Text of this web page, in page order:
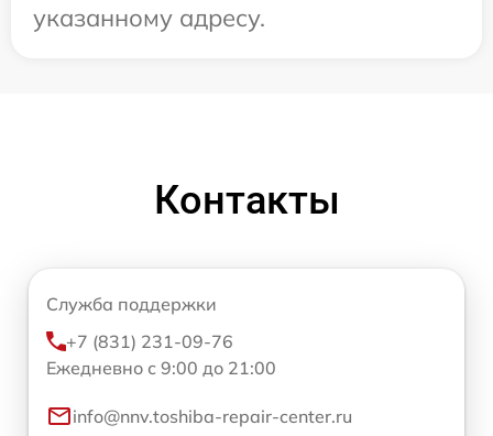
указанному адресу.
Контакты
Служба поддержки
+7 (831) 231-09-76
Ежедневно с 9:00 до 21:00
info@nnv.toshiba-repair-center.ru